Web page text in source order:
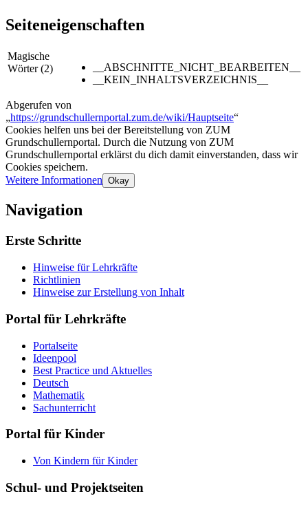
Seiteneigenschaften
Magische
Wörter (2)
__ABSCHNITTE_NICHT_BEARBEITEN__
__KEIN_INHALTSVERZEICHNIS__
Abgerufen von
„https://grundschullernportal.zum.de/wiki/Hauptseite“
Cookies helfen uns bei der Bereitstellung von ZUM
Grundschullernportal. Durch die Nutzung von ZUM
Grundschullernportal erklärst du dich damit einverstanden, dass wir
Cookies speichern.
Weitere Informationen Okay
Navigation
Erste Schritte
Hinweise für Lehrkräfte
Richtlinien
Hinweise zur Erstellung von Inhalt
Portal für Lehrkräfte
Portalseite
Ideenpool
Best Practice und Aktuelles
Deutsch
Mathematik
Sachunterricht
Portal für Kinder
Von Kindern für Kinder
Schul- und Projektseiten